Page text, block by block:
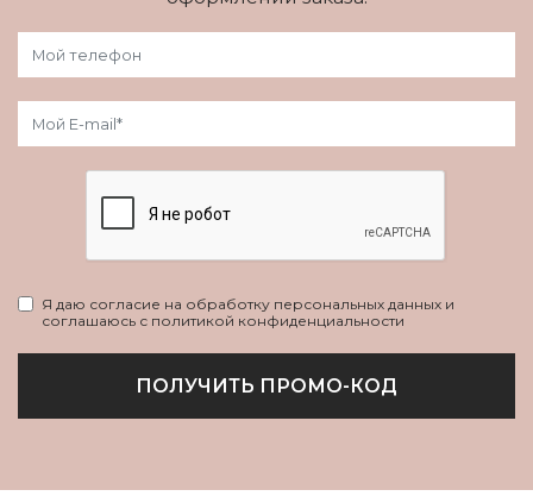
Я даю согласие на обработку персональных данных и
соглашаюсь с политикой конфиденциальности
ПОЛУЧИТЬ ПРОМО-КОД